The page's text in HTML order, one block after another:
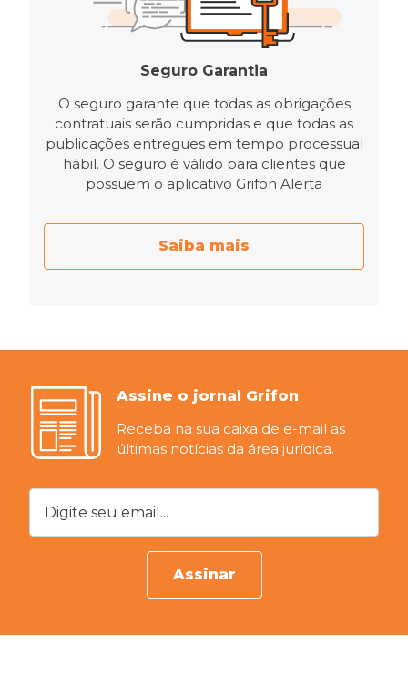
Seguro Garantia
O seguro garante que todas as obrigações
contratuais serão cumpridas e que todas as
publicações entregues em tempo processual
hábil. O seguro é válido para clientes que
possuem o aplicativo Grifon Alerta
Saiba mais
Assine o jornal Grifon
Receba na sua caixa de e-mail as
últimas notícias da área jurídica.
Digite seu email...
Assinar